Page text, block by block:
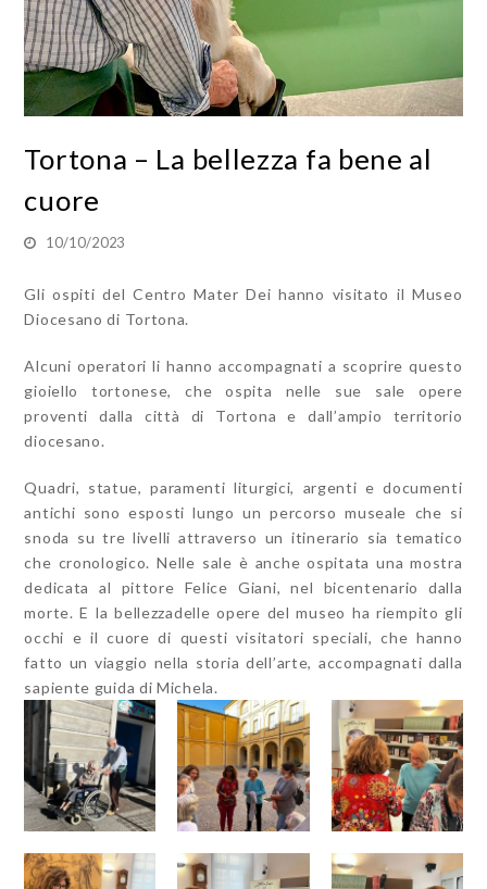
Tortona – La bellezza fa bene al
cuore
10/10/2023
Gli ospiti del Centro Mater Dei hanno visitato il Museo
Diocesano di Tortona.
Alcuni operatori li hanno accompagnati a scoprire questo
gioiello tortonese, che ospita nelle sue sale opere
proventi dalla città di Tortona e dall’ampio territorio
diocesano.​
Quadri, statue, paramenti liturgici, argenti e documenti
antichi sono esposti lungo un percorso museale che si
snoda su tre livelli attraverso un itinerario sia tematico
che cronologico. Nelle sale è anche ospitata una mostra
dedicata al pittore Felice Giani, nel bicentenario dalla
morte. E la bellezzadelle opere del museo ha riempito gli
occhi e il cuore di questi visitatori speciali, che hanno
fatto un viaggio nella storia dell’arte, accompagnati dalla
sapiente guida di Michela.